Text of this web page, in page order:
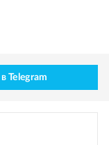
Telegram